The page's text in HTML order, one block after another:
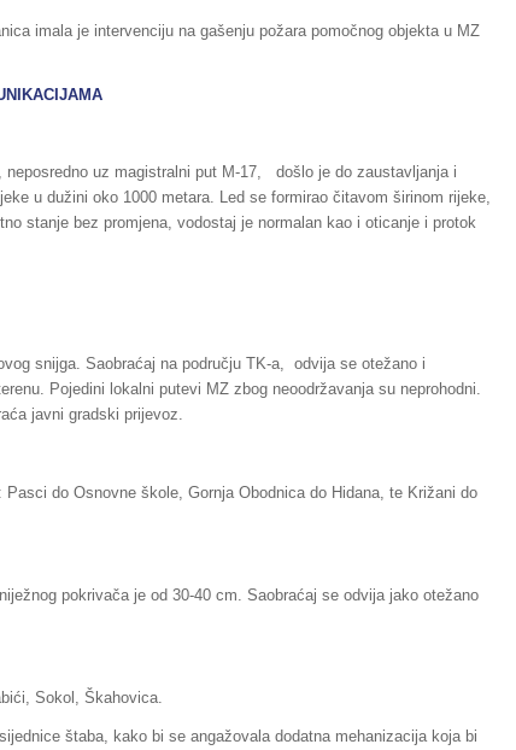
imala je intervenciju na gašenju požara pomočnog objekta u MZ
uz magistralni put M-17, došlo je do zaustavljanja i
u dužini oko 1000 metara. Led se formirao čitavom širinom rijeke,
stanje bez promjena, vodostaj je normalan kao i oticanje i protok
snijga. Saobraćaj na području TK-a, odvija se otežano i
Pojedini lokalni putevi MZ zbog neoodržavanja su neprohodni.
javni gradski prijevoz.
do Osnovne škole, Gornja Obodnica do Hidana, te Križani do
pokrivača je od 30-40 cm. Saobraćaj se odvija jako otežano
Sokol, Škahovica.
štaba, kako bi se angažovala dodatna mehanizacija koja bi